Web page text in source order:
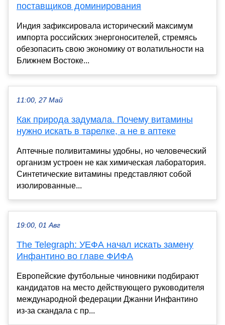
поставщиков доминирования
Индия зафиксировала исторический максимум
импорта российских энергоносителей, стремясь
обезопасить свою экономику от волатильности на
Ближнем Востоке...
11:00, 27 Май
Как природа задумала. Почему витамины
нужно искать в тарелке, а не в аптеке
Аптечные поливитамины удобны, но человеческий
организм устроен не как химическая лаборатория.
Синтетические витамины представляют собой
изолированные...
19:00, 01 Авг
The Telegraph: УЕФА начал искать замену
Инфантино во главе ФИФА
Европейские футбольные чиновники подбирают
кандидатов на место действующего руководителя
международной федерации Джанни Инфантино
из-за скандала с пр...